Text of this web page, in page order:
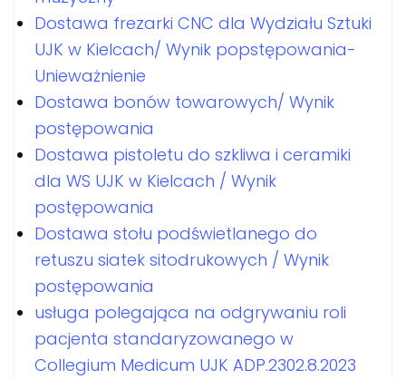
Dostawa frezarki CNC dla Wydziału Sztuki
UJK w Kielcach/ Wynik popstępowania-
Unieważnienie
Dostawa bonów towarowych/ Wynik
postępowania
Dostawa pistoletu do szkliwa i ceramiki
dla WS UJK w Kielcach / Wynik
postępowania
Dostawa stołu podświetlanego do
retuszu siatek sitodrukowych / Wynik
postępowania
usługa polegająca na odgrywaniu roli
pacjenta standaryzowanego w
Collegium Medicum UJK ADP.2302.8.2023